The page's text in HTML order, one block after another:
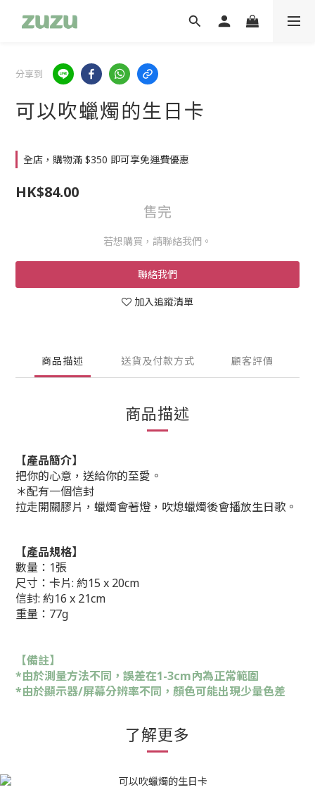
分享到
可以吹蠟燭的生日卡
全店，購物滿 $350 即可享免運費優惠
HK$84.00
售完
若想購買，請聯絡我們。
聯絡我們
加入追蹤清單
商品描述 送貨及付款方式 顧客評價
商品描述
【產品簡介】
把你的心意，送給你的至愛。
＊配有一個信封
拉走開關膠片，蠟燭會著燈，吹熄蠟燭後會播放生日歌。
【產品規格】
數量：1張
尺寸：卡片: 約15 x 20cm
信封: 約16 x 21cm
重量：77g
【備註】
*由於測量方法不同，誤差在1-3cm內為正常範圍
*由於顯示器/屏幕分辨率不同，顏色可能出現少量色差
了解更多